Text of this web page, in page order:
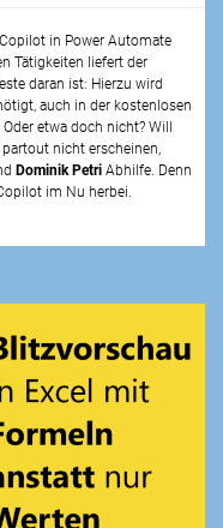
in Power Automate
Tätigkeiten liefert der
daran ist: Hierzu wird
auch in der kostenlosen
etwa doch nicht? Will
nicht erscheinen,
Dominik Petri Abhilfe. Denn
im Nu herbei.